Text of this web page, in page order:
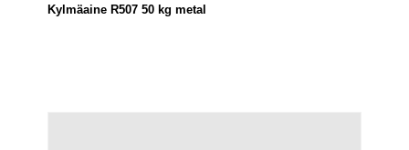
Kylmäaine R507 50 kg metal